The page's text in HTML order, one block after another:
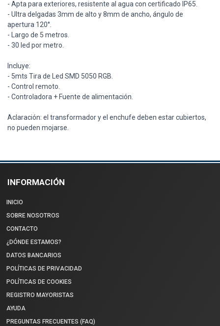
- Apta para exteriores, resistente al agua con certificado IP65.
- Ultra delgadas 3mm de alto y 8mm de ancho, ángulo de
apertura 120°.
- Largo de 5 metros.
- 30 led por metro.
Incluye:
- 5mts Tira de Led SMD 5050 RGB.
- Control remoto.
- Controladora + Fuente de alimentación.
Aclaración: el transformador y el enchufe deben estar cubiertos,
no pueden mojarse.
INFORMACIÓN
INICIO
SOBRE NOSOTROS
CONTACTO
¿DÓNDE ESTAMOS?
DATOS BANCARIOS
POLÍTICAS DE PRIVACIDAD
POLÍTICAS DE COOKIES
REGISTRO MAYORISTAS
AYUDA
PREGUNTAS FRECUENTES (FAQ)